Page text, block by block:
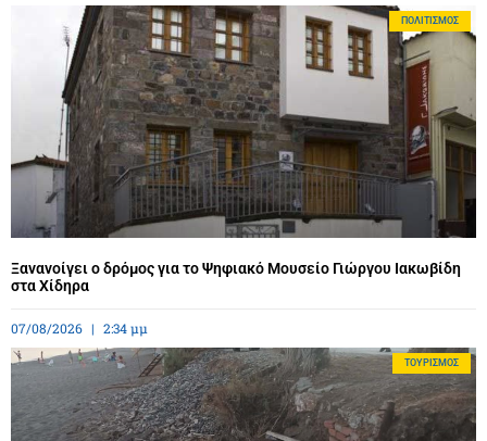
ΠΟΛΙΤΙΣΜΌΣ
Ξανανοίγει ο δρόμος για το Ψηφιακό Μουσείο Γιώργου Ιακωβίδη
στα Χίδηρα
07/08/2026 2:34 μμ
ΤΟΥΡΙΣΜΌΣ